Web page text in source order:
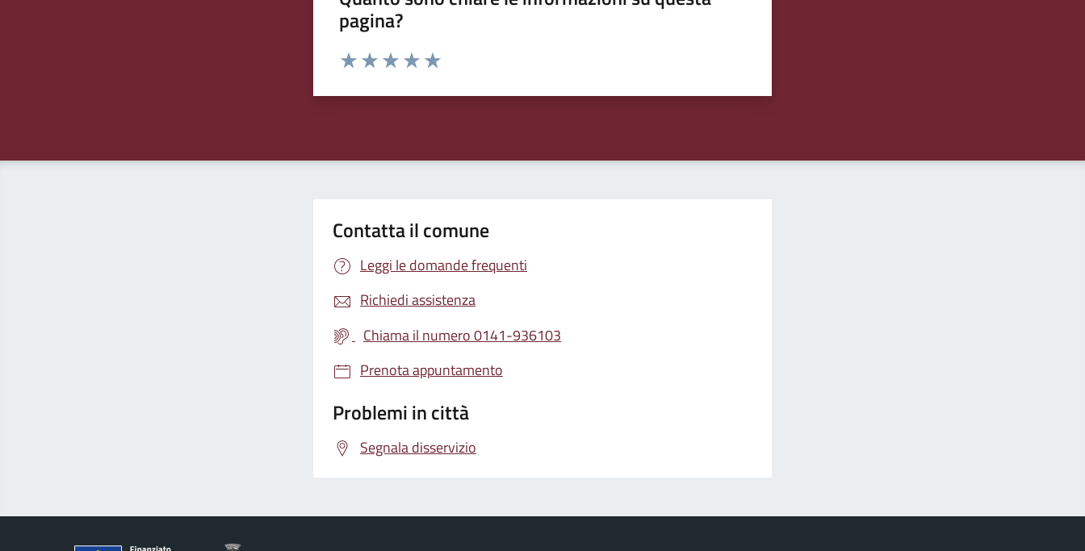
pagina?
Valuta da 1 a 5 stelle la pagina
Contatta il comune
Leggi le domande frequenti
Richiedi assistenza
Chiama il numero 0141-936103
Prenota appuntamento
Problemi in città
Segnala disservizio